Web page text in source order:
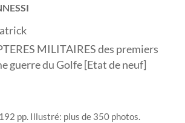
MILITAIRES des premiers
guerre du Golfe [Etat de neuf]
pp. Illustré: plus de 350 photos.